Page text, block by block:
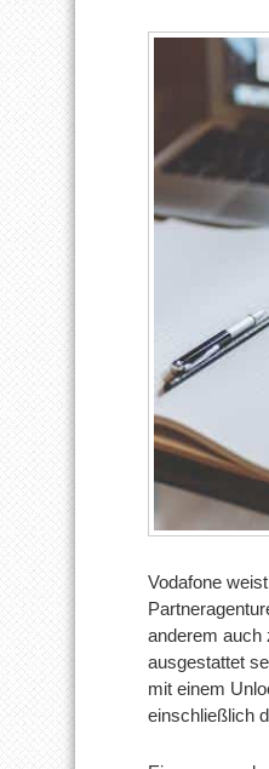
Vodafone
anderem auch
ausgestattet
mit einem
einschließlich